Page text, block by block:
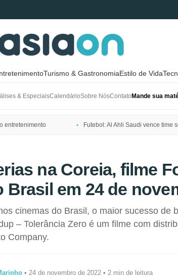
Turismo & GastronomiaEstilo de Vida
& EspeciaisCalendárioSobre NósContato Mande sua
entretenimento Futebol: Al Ahli Saudi vence time
na Coreia, filme
Brasil em 24 de
cinemas do Brasil, o maior sucesso de
– Tolerância Zero é um filme com
Company.
• 24 de novembro de 2022 • 2 min de leitura